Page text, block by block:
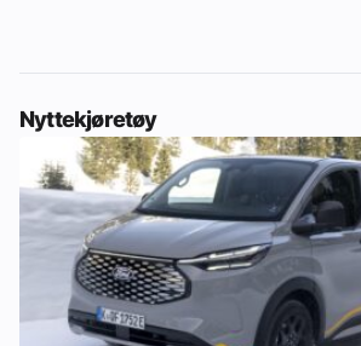
Nyttekjøretøy